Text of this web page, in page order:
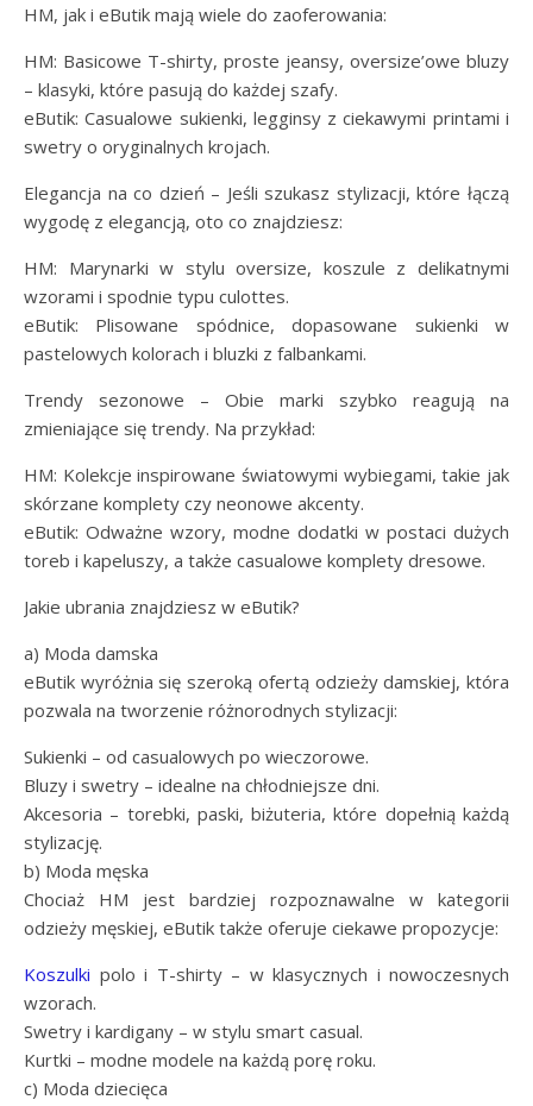
HM, jak i eButik mają wiele do zaoferowania:
HM: Basicowe T-shirty, proste jeansy, oversize’owe bluzy
– klasyki, które pasują do każdej szafy.
eButik: Casualowe sukienki, legginsy z ciekawymi printami i
swetry o oryginalnych krojach.
Elegancja na co dzień – Jeśli szukasz stylizacji, które łączą
wygodę z elegancją, oto co znajdziesz:
HM: Marynarki w stylu oversize, koszule z delikatnymi
wzorami i spodnie typu culottes.
eButik: Plisowane spódnice, dopasowane sukienki w
pastelowych kolorach i bluzki z falbankami.
Trendy sezonowe – Obie marki szybko reagują na
zmieniające się trendy. Na przykład:
HM: Kolekcje inspirowane światowymi wybiegami, takie jak
skórzane komplety czy neonowe akcenty.
eButik: Odważne wzory, modne dodatki w postaci dużych
toreb i kapeluszy, a także casualowe komplety dresowe.
Jakie ubrania znajdziesz w eButik?
a) Moda damska
eButik wyróżnia się szeroką ofertą odzieży damskiej, która
pozwala na tworzenie różnorodnych stylizacji:
Sukienki – od casualowych po wieczorowe.
Bluzy i swetry – idealne na chłodniejsze dni.
Akcesoria – torebki, paski, biżuteria, które dopełnią każdą
stylizację.
b) Moda męska
Chociaż HM jest bardziej rozpoznawalne w kategorii
odzieży męskiej, eButik także oferuje ciekawe propozycje:
Koszulki polo i T-shirty – w klasycznych i nowoczesnych
wzorach.
Swetry i kardigany – w stylu smart casual.
Kurtki – modne modele na każdą porę roku.
c) Moda dziecięca